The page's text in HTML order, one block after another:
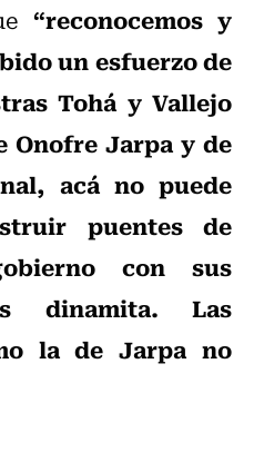
“reconocemos y
un esfuerzo de
Tohá y Vallejo
Onofre Jarpa y de
acá no puede
puentes de
con sus
dinamita. Las
la de Jarpa no